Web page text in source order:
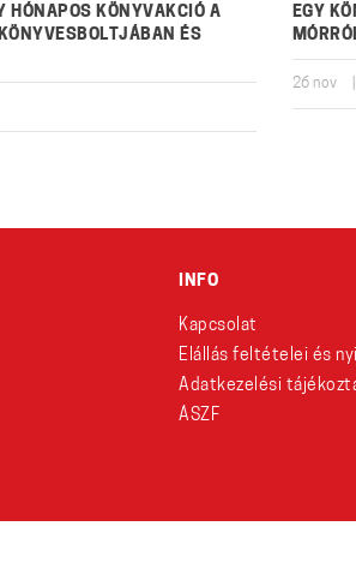
HÓNAPOS KÖNYVAKCIÓ A
ÉS
EGY
26 nov
INFO
Kapcsolat
Elállás feltételei és
Adatkezelési
ÁSZF